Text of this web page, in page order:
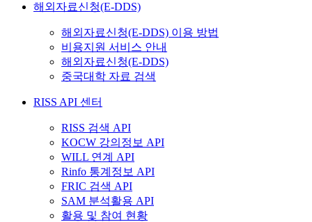
해외자료신청(E-DDS)
해외자료신청(E-DDS) 이용 방법
비용지원 서비스 안내
해외자료신청(E-DDS)
중국대학 자료 검색
RISS API 센터
RISS 검색 API
KOCW 강의정보 API
WILL 연계 API
Rinfo 통계정보 API
FRIC 검색 API
SAM 분석활용 API
활용 및 참여 현황